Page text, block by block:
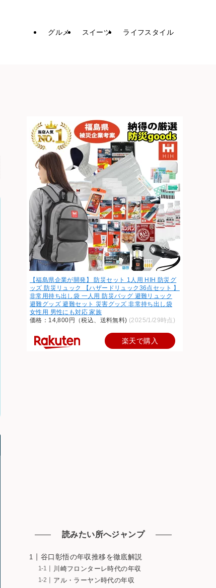
グルメ スイーツ ライフスタイル
【福島県企業が開発】 防災セット 1人用 HIH 防災グ
ッズ 防災リュック 【ハザードリュック36点セット 】
非常用持ち出し袋 一人用 防災バッグ 避難リュック
避難グッズ 避難セット 災害グッズ 非常持ち出し袋
女性用 男性にも対応 家族
価格：14,800円（税込、送料無料) (2025/1/29時点)
楽天で購入
読みたい所へジャンプ
谷口彰悟の年収推移を徹底解説
川崎フロンターレ時代の年収
アル・ラーヤン時代の年収